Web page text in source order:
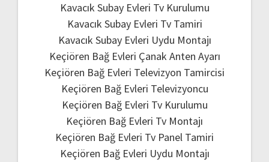
Kavacık Subay Evleri Tv Kurulumu
Kavacık Subay Evleri Tv Tamiri
Kavacık Subay Evleri Uydu Montajı
Keçiören Bağ Evleri Çanak Anten Ayarı
Keçiören Bağ Evleri Televizyon Tamircisi
Keçiören Bağ Evleri Televizyoncu
Keçiören Bağ Evleri Tv Kurulumu
Keçiören Bağ Evleri Tv Montajı
Keçiören Bağ Evleri Tv Panel Tamiri
Keçiören Bağ Evleri Uydu Montajı